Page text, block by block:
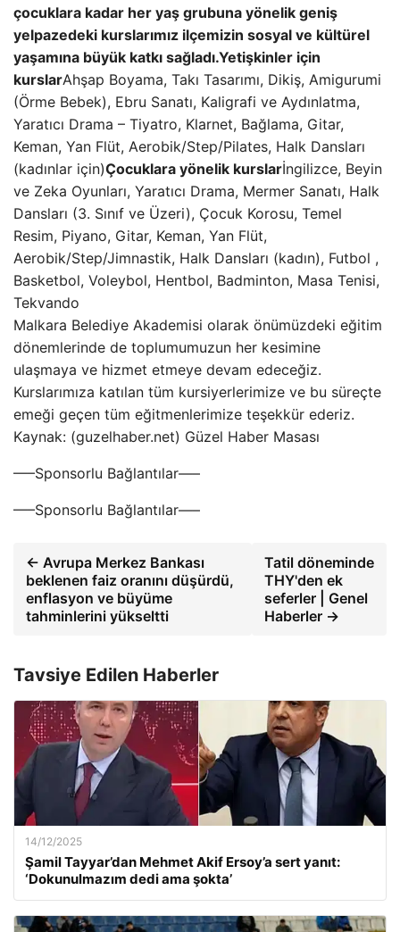
çocuklara kadar her yaş grubuna yönelik geniş
yelpazedeki kurslarımız ilçemizin sosyal ve kültürel
yaşamına büyük katkı sağladı.Yetişkinler için
kurslarAhşap Boyama, Takı Tasarımı, Dikiş, Amigurumi
(Örme Bebek), Ebru Sanatı, Kaligrafi ve Aydınlatma,
Yaratıcı Drama – Tiyatro, Klarnet, Bağlama, Gitar,
Keman, Yan Flüt, Aerobik/Step/Pilates, Halk Dansları
(kadınlar için)Çocuklara yönelik kurslarİngilizce, Beyin
ve Zeka Oyunları, Yaratıcı Drama, Mermer Sanatı, Halk
Dansları (3. Sınıf ve Üzeri), Çocuk Korosu, Temel
Resim, Piyano, Gitar, Keman, Yan Flüt,
Aerobik/Step/Jimnastik, Halk Dansları (kadın), Futbol ,
Basketbol, ​​Voleybol, Hentbol, ​​Badminton, Masa Tenisi,
Tekvando
Malkara Belediye Akademisi olarak önümüzdeki eğitim
dönemlerinde de toplumumuzun her kesimine
ulaşmaya ve hizmet etmeye devam edeceğiz.
Kurslarımıza katılan tüm kursiyerlerimize ve bu süreçte
emeği geçen tüm eğitmenlerimize teşekkür ederiz.
Kaynak: (guzelhaber.net) Güzel Haber Masası
—–Sponsorlu Bağlantılar—–
—–Sponsorlu Bağlantılar—–
← Avrupa Merkez Bankası
beklenen faiz oranını düşürdü,
enflasyon ve büyüme
tahminlerini yükseltti
Tatil döneminde
THY'den ek
seferler | Genel
Haberler →
Tavsiye Edilen Haberler
14/12/2025
Şamil Tayyar’dan Mehmet Akif Ersoy’a sert yanıt:
‘Dokunulmazım dedi ama şokta’